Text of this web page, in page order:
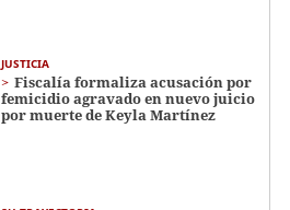
JUSTICIA
Fiscalía formaliza acusación por
femicidio agravado en nuevo juicio
por muerte de Keyla Martínez